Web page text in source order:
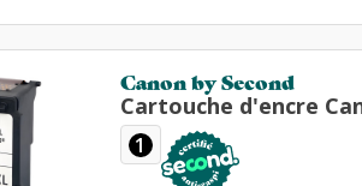
Canon by Second
Cartouche d'encre
1